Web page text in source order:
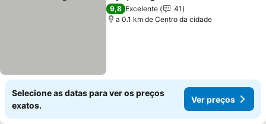
9,8 Excelente
41
a 0.1 km de Centro da cidade
Selecione as datas para ver os preços
exatos.
Ver preços